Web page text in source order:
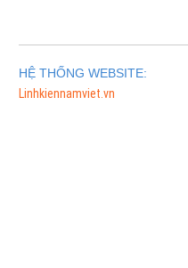
HỆ THỐNG WEBSITE:
Linhkiennamviet.vn